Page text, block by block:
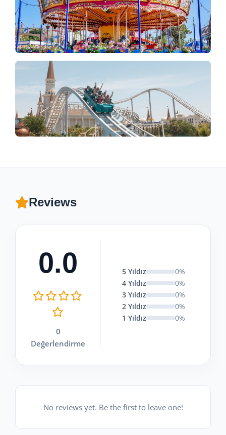
Reviews
0.0
0
Değerlendirme
5 Yıldız
0%
4 Yıldız
0%
3 Yıldız
0%
2 Yıldız
0%
1 Yıldız
0%
No reviews yet. Be the first to leave one!